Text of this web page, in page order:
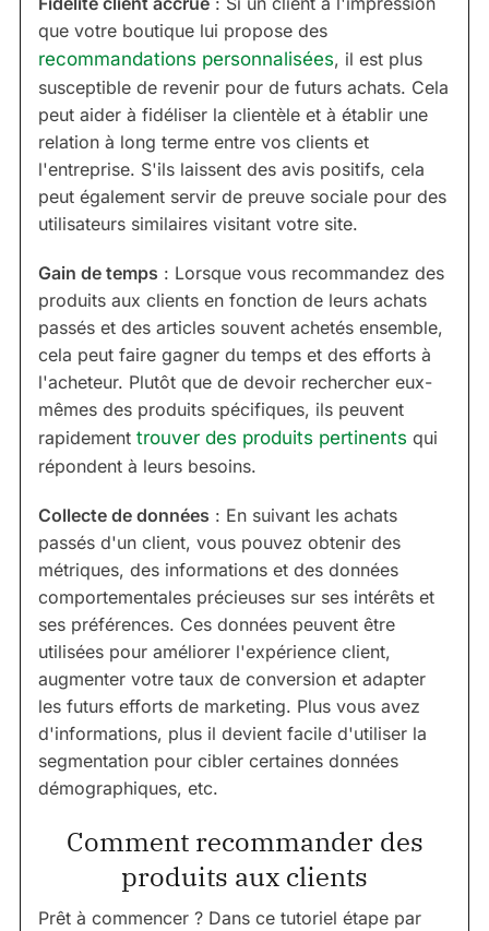
que votre boutique lui propose des
recommandations personnalisées, il est plus
susceptible de revenir pour de futurs achats. Cela
peut aider à fidéliser la clientèle et à établir une
relation à long terme entre vos clients et
l'entreprise. S'ils laissent des avis positifs, cela
peut également servir de preuve sociale pour des
utilisateurs similaires visitant votre site.
Gain de temps : Lorsque vous recommandez des
produits aux clients en fonction de leurs achats
passés et des articles souvent achetés ensemble,
cela peut faire gagner du temps et des efforts à
l'acheteur. Plutôt que de devoir rechercher eux-
mêmes des produits spécifiques, ils peuvent
rapidement trouver des produits pertinents qui
répondent à leurs besoins.
Collecte de données : En suivant les achats
passés d'un client, vous pouvez obtenir des
métriques, des informations et des données
comportementales précieuses sur ses intérêts et
ses préférences. Ces données peuvent être
utilisées pour améliorer l'expérience client,
augmenter votre taux de conversion et adapter
les futurs efforts de marketing. Plus vous avez
d'informations, plus il devient facile d'utiliser la
segmentation pour cibler certaines données
démographiques, etc.
Comment recommander des
produits aux clients
Prêt à commencer ? Dans ce tutoriel étape par